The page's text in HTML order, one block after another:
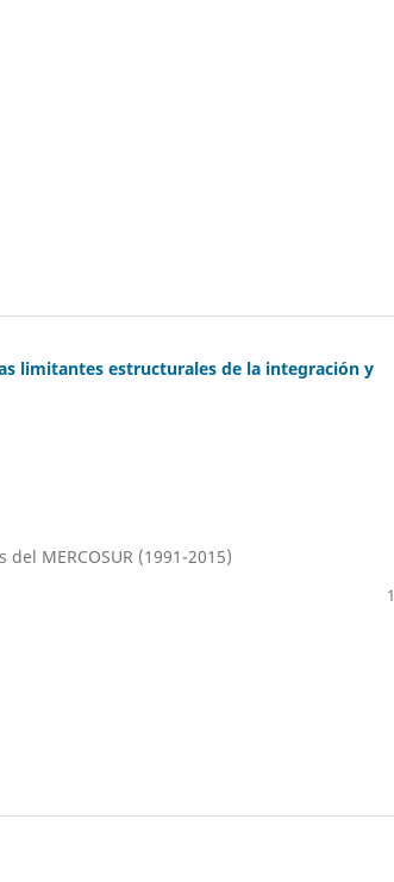
limitantes estructurales de la integración y
MERCOSUR (1991-2015)